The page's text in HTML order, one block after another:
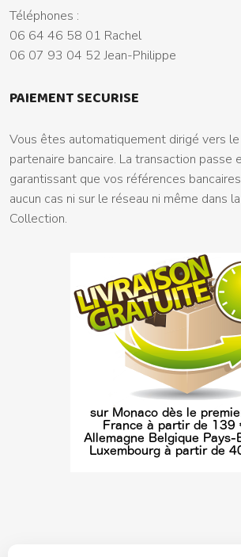
Téléphones :
06 64 46 58 01 Rachel
06 07 93 04 52 Jean-Philippe
PAIEMENT SECURISE
Vous êtes automatiquement dirigé vers
partenaire bancaire. La transaction passe
garantissant que vos références
aucun cas ni sur le réseau ni même dans
Collection.